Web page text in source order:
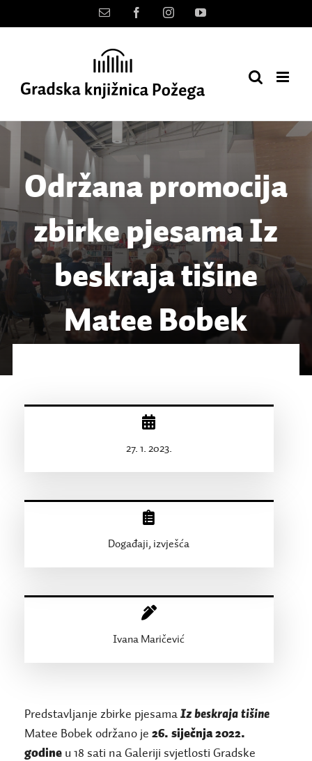
to
Kontakt FacebookInstagramYouTube
Održana promocija
zbirke pjesama Iz
beskraja tišine
Matee Bobek
27. 1. 2023.
Događaji, izvješća
Ivana Maričević
Predstavljanje zbirke pjesamaIz beskraja tišine
Matee Bobek održano je26. siječnja 2022.
godine u 18 sati na Galeriji svjetlosti Gradske